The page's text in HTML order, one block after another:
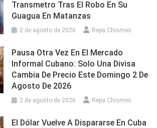
Transmetro Tras El Robo En Su
Guagua En Matanzas
2 de agosto de 2026 Repa Chismes
Pausa Otra Vez En El Mercado
Informal Cubano: Solo Una Divisa
Cambia De Precio Este Domingo 2 De
Agosto De 2026
2 de agosto de 2026 Repa Chismes
El Dólar Vuelve A Dispararse En Cuba